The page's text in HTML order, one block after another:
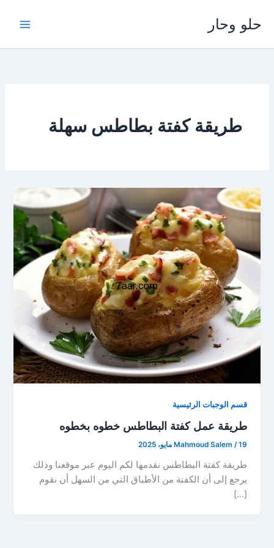
المحتوى
حلو وحار
طريقة كفتة بطاطس سهلة
قسم الوجبات الرئيسية
طريقة عمل كفتة البطاطس خطوه بخطوه
Mahmoud Salem /19 مايو، 2025
طريقة كفتة البطاطس نقدمها لكم اليوم عبر موقعنا وذلك
يرجع إلى أن الكفتة من الأطباق التي من السهل أن نقوم
[…]